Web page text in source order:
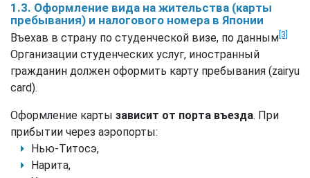
1.3. Оформление вида на жительства (карты
пребывания) и налогового номера в Японии
Въехав в страну по студенческой визе, по данным[3]
Организации студенческих услуг, иностранный
гражданин должен оформить карту пребывания (zairyu
card).
Оформление карты зависит от порта въезда. При
прибытии через аэропорты:
Нью-Титосэ,
Нарита,